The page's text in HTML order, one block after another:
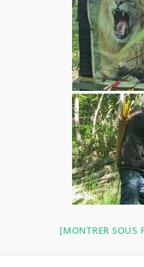
[MONTRER SOUS